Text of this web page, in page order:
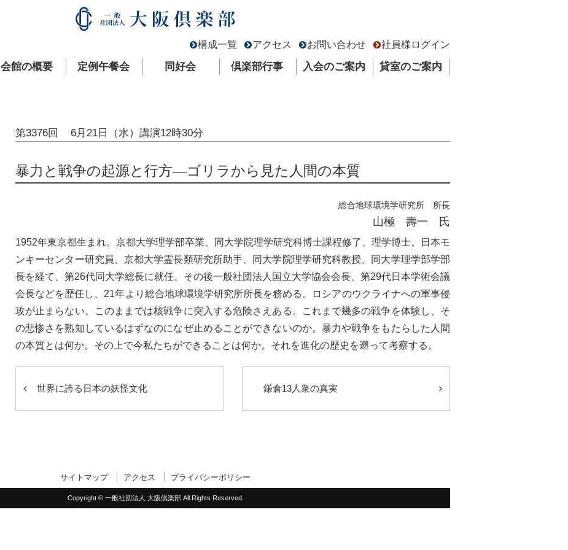
社員様ログイン
お問い合わせ
アクセス
構成一覧
会館の概要 定例午餐会 同好会 倶楽部行事 入会のご案内 貸室のご案内
第3376回 6月21日（水） 講演12時30分
暴力と戦争の起源と行方―ゴリラから見た人間の本質
総合地球環境学研究所 所長
山極 壽一 氏
1952年東京都生まれ。京都大学理学部卒業、同大学院理学研究科博士課程修了、理学博士。日本モ
ンキーセンター研究員、京都大学霊長類研究所助手、同大学院理学研究科教授、同大学理学部学部
長を経て、第26代同大学総長に就任。その後一般社団法人国立大学協会会長、第29代日本学術会議
会長などを歴任し、21年より総合地球環境学研究所所長を務める。ロシアのウクライナへの軍事侵
攻が止まらない。このままでは核戦争に突入する危険さえある。これまで幾多の戦争を体験し、そ
の悲惨さを熟知しているはずなのになぜ止めることができないのか。暴力や戦争をもたらした人間
の本質とは何か。その上で今私たちができることは何か。それを進化の歴史を遡って考察する。
世界に誇る日本の妖怪文化 鎌倉13人衆の真実
サイトマップ アクセス プライバシーポリシー
Copyright © 一般社団法人 大阪倶楽部 All Rights Reserved.